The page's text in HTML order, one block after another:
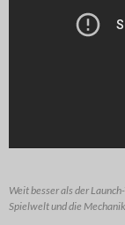
Weit besser als der
Spielwelt und die